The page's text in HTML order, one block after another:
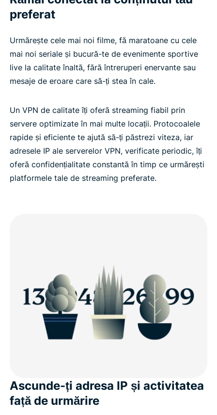
preferat
Urmărește cele mai noi filme, fă maratoane cu cele
mai noi seriale și bucură-te de evenimente sportive
live la calitate înaltă, fără întreruperi enervante sau
mesaje de eroare care să-ți stea în cale.
Un VPN de calitate îți oferă streaming fiabil prin
servere optimizate în mai multe locații. Protocoalele
rapide și eficiente te ajută să-ți păstrezi viteza, iar
adresele IP ale serverelor VPN, verificate periodic, îți
oferă confidențialitate constantă în timp ce urmărești
platformele tale de streaming preferate.
Ascunde-ți adresa IP și activitatea
față de urmărire